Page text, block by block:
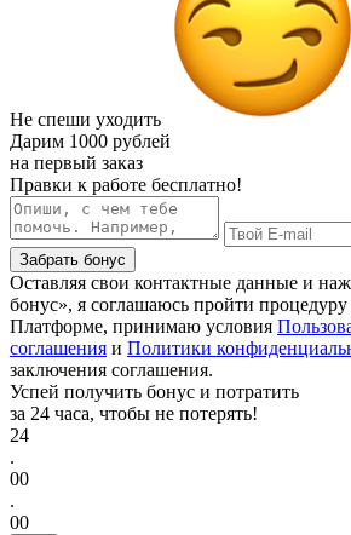
Не спеши уходить
Дарим 1000 рублей
на первый заказ
Правки к работе бесплатно!
Забрать бонус
Оставляя свои контактные данные и
бонус», я соглашаюсь пройти процедуру
Платформе, принимаю условия
соглашения и Политики
заключения соглашения.
Успей получить бонус и потратить
за 24 часа, чтобы не потерять!
24
.
00
.
00